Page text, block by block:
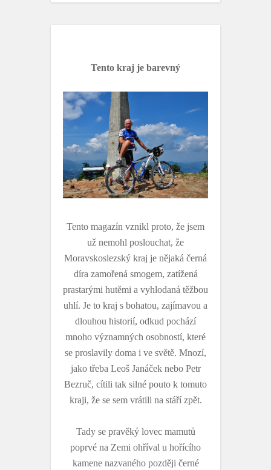
Tento kraj je barevný
Tento magazín vznikl proto, že jsem
už nemohl poslouchat, že
Moravskoslezský kraj je nějaká černá
díra zamořená smogem, zatížená
prastarými hutěmi a vyhlodaná těžbou
uhlí. Je to kraj s bohatou, zajímavou a
dlouhou historií, odkud pochází
mnoho významných osobností, které
se proslavily doma i ve světě. Mnozí,
jako třeba Leoš Janáček nebo Petr
Bezruč, cítili tak silné pouto k tomuto
kraji, že se sem vrátili na stáří zpět.
Tady se pravěký lovec mamutů
poprvé na Zemi ohříval u hořícího
kamene nazvaného později černé